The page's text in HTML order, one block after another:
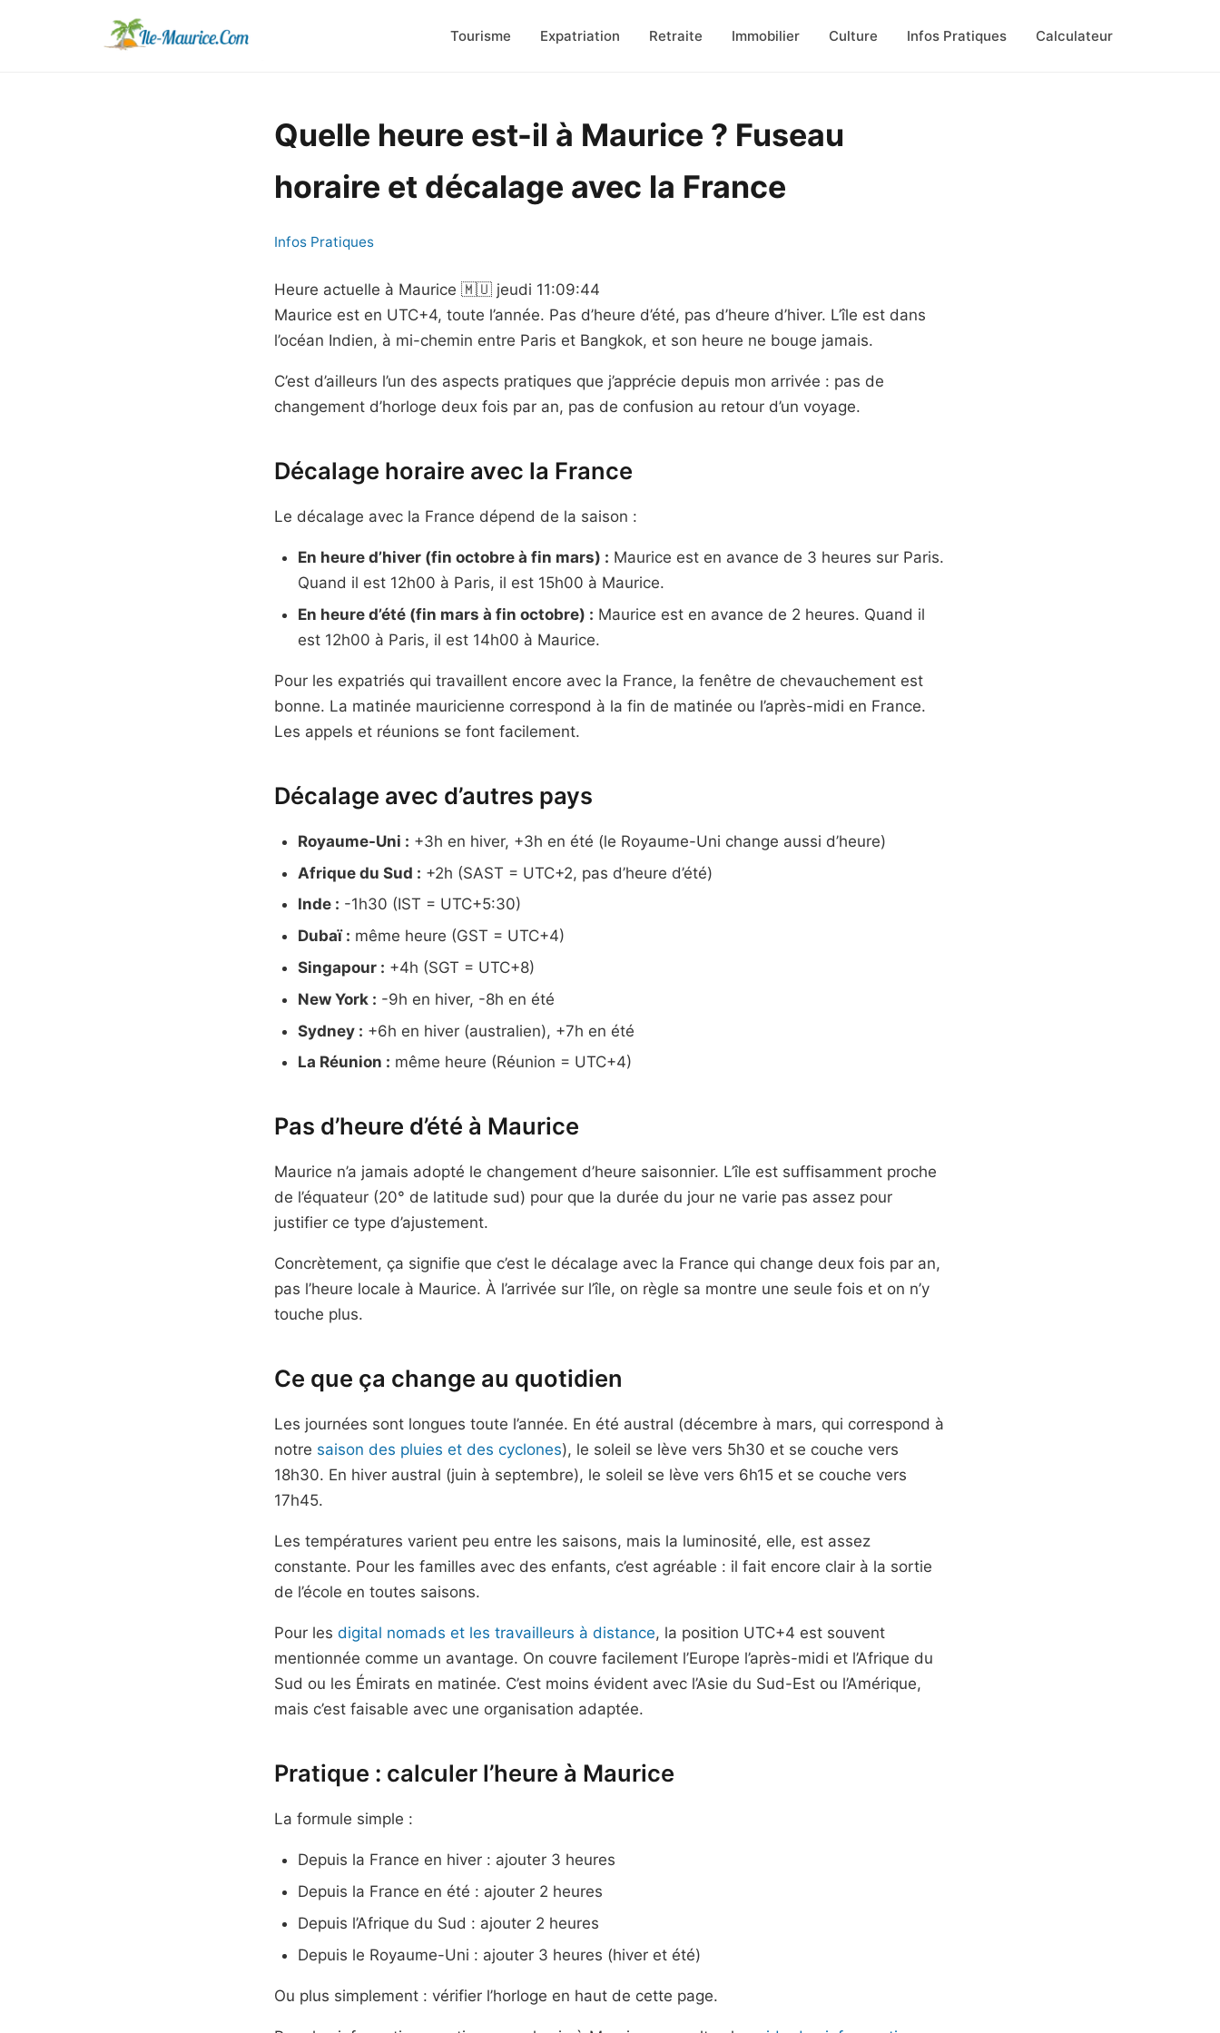
Tourisme Expatriation Retraite Immobilier Culture Infos Pratiques Calculateur
Quelle heure est-il à Maurice ? Fuseau
horaire et décalage avec la France
Infos Pratiques
Heure actuelle à Maurice 🇲🇺 jeudi 11:09:44
Maurice est en UTC+4, toute l’année. Pas d’heure d’été, pas d’heure d’hiver. L’île est dans
l’océan Indien, à mi-chemin entre Paris et Bangkok, et son heure ne bouge jamais.
C’est d’ailleurs l’un des aspects pratiques que j’apprécie depuis mon arrivée : pas de
changement d’horloge deux fois par an, pas de confusion au retour d’un voyage.
Décalage horaire avec la France
Le décalage avec la France dépend de la saison :
En heure d’hiver (fin octobre à fin mars) : Maurice est en avance de 3 heures sur Paris.
Quand il est 12h00 à Paris, il est 15h00 à Maurice.
En heure d’été (fin mars à fin octobre) : Maurice est en avance de 2 heures. Quand il
est 12h00 à Paris, il est 14h00 à Maurice.
Pour les expatriés qui travaillent encore avec la France, la fenêtre de chevauchement est
bonne. La matinée mauricienne correspond à la fin de matinée ou l’après-midi en France.
Les appels et réunions se font facilement.
Décalage avec d’autres pays
Royaume-Uni : +3h en hiver, +3h en été (le Royaume-Uni change aussi d’heure)
Afrique du Sud : +2h (SAST = UTC+2, pas d’heure d’été)
Inde : -1h30 (IST = UTC+5:30)
Dubaï : même heure (GST = UTC+4)
Singapour : +4h (SGT = UTC+8)
New York : -9h en hiver, -8h en été
Sydney : +6h en hiver (australien), +7h en été
La Réunion : même heure (Réunion = UTC+4)
Pas d’heure d’été à Maurice
Maurice n’a jamais adopté le changement d’heure saisonnier. L’île est suffisamment proche
de l’équateur (20° de latitude sud) pour que la durée du jour ne varie pas assez pour
justifier ce type d’ajustement.
Concrètement, ça signifie que c’est le décalage avec la France qui change deux fois par an,
pas l’heure locale à Maurice. À l’arrivée sur l’île, on règle sa montre une seule fois et on n’y
touche plus.
Ce que ça change au quotidien
Les journées sont longues toute l’année. En été austral (décembre à mars, qui correspond à
notre saison des pluies et des cyclones), le soleil se lève vers 5h30 et se couche vers
18h30. En hiver austral (juin à septembre), le soleil se lève vers 6h15 et se couche vers
17h45.
Les températures varient peu entre les saisons, mais la luminosité, elle, est assez
constante. Pour les familles avec des enfants, c’est agréable : il fait encore clair à la sortie
de l’école en toutes saisons.
Pour les digital nomads et les travailleurs à distance, la position UTC+4 est souvent
mentionnée comme un avantage. On couvre facilement l’Europe l’après-midi et l’Afrique du
Sud ou les Émirats en matinée. C’est moins évident avec l’Asie du Sud-Est ou l’Amérique,
mais c’est faisable avec une organisation adaptée.
Pratique : calculer l’heure à Maurice
La formule simple :
Depuis la France en hiver : ajouter 3 heures
Depuis la France en été : ajouter 2 heures
Depuis l’Afrique du Sud : ajouter 2 heures
Depuis le Royaume-Uni : ajouter 3 heures (hiver et été)
Ou plus simplement : vérifier l’horloge en haut de cette page.